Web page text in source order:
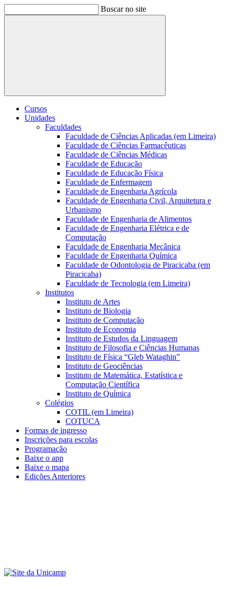
Buscar no site
Buscar
Cursos
Unidades
Faculdades
Faculdade de Ciências Aplicadas (em Limeira)
Faculdade de Ciências Farmacêuticas
Faculdade de Ciências Médicas
Faculdade de Educação
Faculdade de Educação Física
Faculdade de Enfermagem
Faculdade de Engenharia Agrícola
Faculdade de Engenharia Civil, Arquitetura e
Urbanismo
Faculdade de Engenharia de Alimentos
Faculdade de Engenharia Elétrica e de
Computação
Faculdade de Engenharia Mecânica
Faculdade de Engenharia Química
Faculdade de Odontologia de Piracicaba (em
Piracicaba)
Faculdade de Tecnologia (em Limeira)
Institutos
Instituto de Artes
Instituto de Biologia
Instituto de Computação
Instituto de Economia
Instituto de Estudos da Linguagem
Instituto de Filosofia e Ciências Humanas
Instituto de Física “Gleb Wataghin”
Instituto de Geociências
Instituto de Matemática, Estatística e
Computação Científica
Instituto de Química
Colégios
COTIL (em Limeira)
COTUCA
Formas de ingresso
Inscrições para escolas
Programação
Baixe o app
Baixe o mapa
Edições Anteriores